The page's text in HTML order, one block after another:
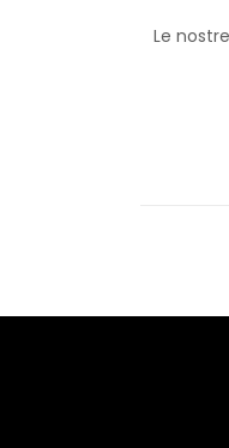
Le